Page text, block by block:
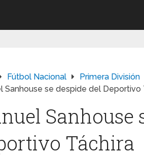
Fútbol Nacional
Primera División
Sanhouse se despide del Deportivo
Sanhouse
Táchira